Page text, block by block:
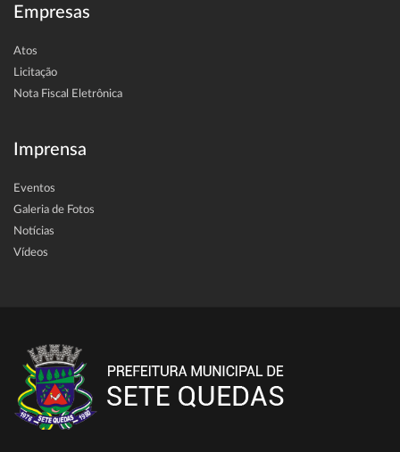
Empresas
Atos
Licitação
Nota Fiscal Eletrônica
Imprensa
Eventos
Galeria de Fotos
Notícias
Vídeos